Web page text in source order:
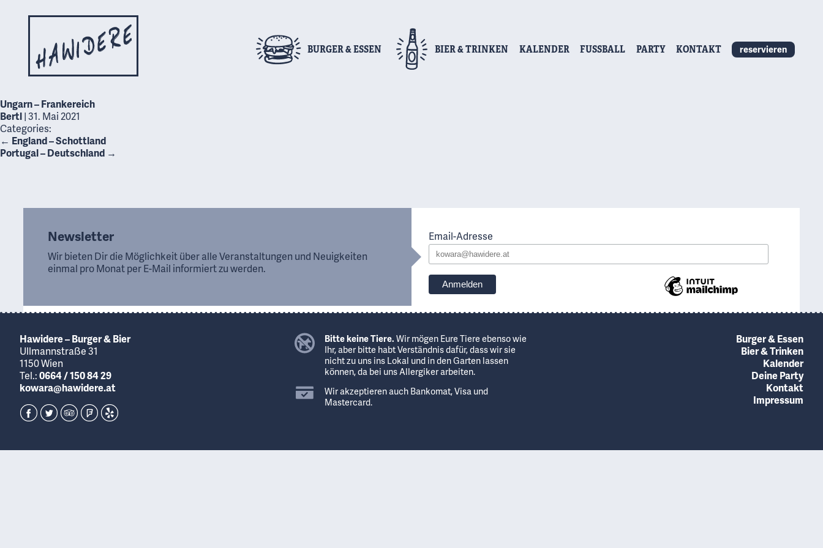
BURGER& ESSEN BIER& TRINKEN KALENDER FUSSBALL PARTY KONTAKT reservieren
Ungarn – Frankereich
Bertl|31. Mai 2021
Categories:
← England – Schottland
Portugal – Deutschland →
Newsletter
Wir bieten Dir die Möglichkeit über alle Veranstaltungen und Neuigkeiten
einmal pro Monat per E-Mail informiert zu werden.
Email-Adresse
Hawidere – Burger & Bier
Ullmannstraße 31
1150 Wien
Tel.:0664 / 150 84 29
kowara@hawidere.at
Bitte keine Tiere. Wir mögen Eure Tiere ebenso wie
Ihr, aber bitte habt Verständnis dafür, dass wir sie
nicht zu uns ins Lokal und in den Garten lassen
können, da bei uns Allergiker arbeiten.
Wir akzeptieren auch Bankomat, Visa und
Mastercard.
Burger & Essen
Bier & Trinken
Kalender
Deine Party
Kontakt
Impressum